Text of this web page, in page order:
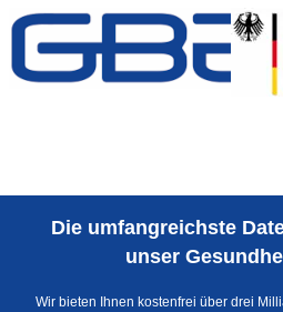
Zum Inhalt
Sprachumschaltung
Die umfangreichste
unser
Wir bieten Ihnen kostenfrei über drei